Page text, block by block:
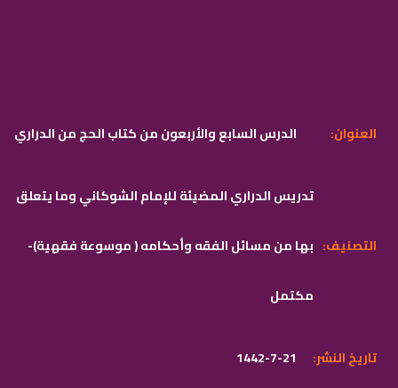
الدرس السابع والأربعون من كتاب الحج من الدراري :العنوان
تدريس الدراري المضيئة للإمام الشوكاني وما يتعلق
بها من مسائل الفقه وأحكامه ( موسوعة فقهية)-
مكتمل
:التصنيف
1442-7-21 :تاريخ النشر